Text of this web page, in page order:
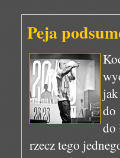
Peja
do
do
rzecz tego